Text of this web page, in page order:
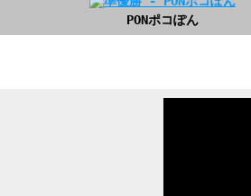
PONポコぽん